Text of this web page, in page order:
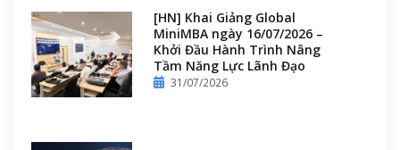
[HN] Khai Giảng Global
MiniMBA ngày 16/07/2026 –
Khởi Đầu Hành Trình Nâng
Tầm Năng Lực Lãnh Đạo
31/07/2026